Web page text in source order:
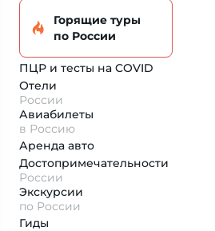
Горящие туры
по России
ПЦР и тесты на COVID
Отели
России
Авиабилеты
в Россию
Аренда авто
Достопримеча­тельности
России
Экскурсии
по России
Гиды